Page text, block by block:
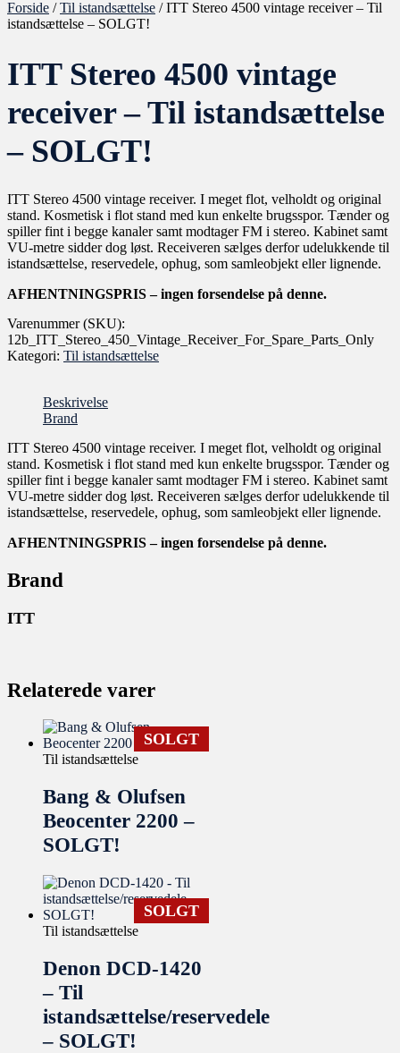
Forside /Til istandsættelse / ITT Stereo 4500 vintage receiver – Til
istandsættelse – SOLGT!
ITT Stereo 4500 vintage
receiver – Til istandsættelse
– SOLGT!
ITT Stereo 4500 vintage receiver. I meget flot, velholdt og original
stand. Kosmetisk i flot stand med kun enkelte brugsspor. Tænder og
spiller fint i begge kanaler samt modtager FM i stereo. Kabinet samt
VU-metre sidder dog løst. Receiveren sælges derfor udelukkende til
istandsættelse, reservedele, ophug, som samleobjekt eller lignende.
AFHENTNINGSPRIS – ingen forsendelse på denne.
Varenummer (SKU):
12b_ITT_Stereo_450_Vintage_Receiver_For_Spare_Parts_Only
Kategori: Til istandsættelse
Beskrivelse
Brand
ITT Stereo 4500 vintage receiver. I meget flot, velholdt og original
stand. Kosmetisk i flot stand med kun enkelte brugsspor. Tænder og
spiller fint i begge kanaler samt modtager FM i stereo. Kabinet samt
VU-metre sidder dog løst. Receiveren sælges derfor udelukkende til
istandsættelse, reservedele, ophug, som samleobjekt eller lignende.
AFHENTNINGSPRIS – ingen forsendelse på denne.
Brand
ITT
Relaterede varer
SOLGT
Til istandsættelse
Bang & Olufsen
Beocenter 2200 –
SOLGT!
SOLGT
Til istandsættelse
Denon DCD-1420
– Til
istandsættelse/reservedele
– SOLGT!